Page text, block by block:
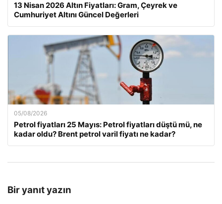
13 Nisan 2026 Altın Fiyatları: Gram, Çeyrek ve
Cumhuriyet Altını Güncel Değerleri
05/08/2026
Petrol fiyatları 25 Mayıs: Petrol fiyatları düştü mü, ne
kadar oldu? Brent petrol varil fiyatı ne kadar?
Bir yanıt yazın